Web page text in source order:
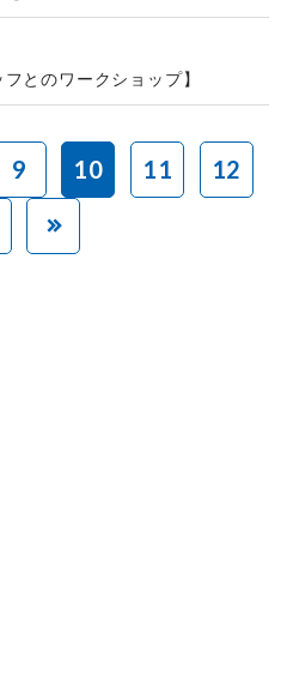
とのワークショップ】
9 10 11
12